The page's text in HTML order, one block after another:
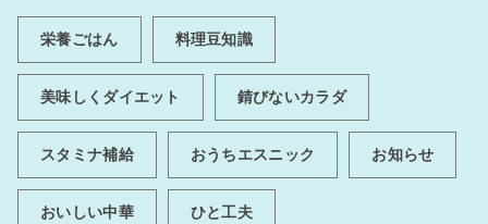
栄養ごはん 料理豆知識
美味しくダイエット 錆びないカラダ
スタミナ補給 おうちエスニック お知らせ
おいしい中華 ひと工夫